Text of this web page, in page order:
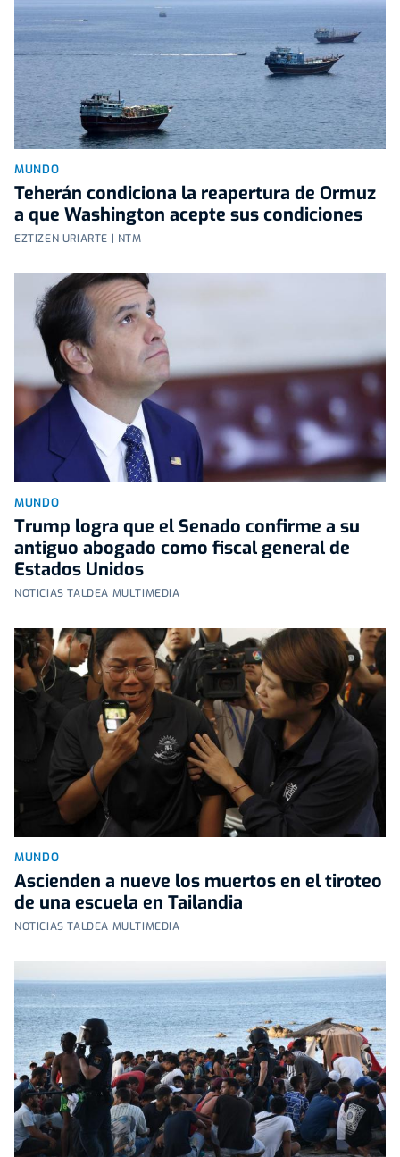
MUNDO
Teherán condiciona la reapertura de Ormuz
a que Washington acepte sus condiciones
EZTIZEN URIARTE | NTM
MUNDO
Trump logra que el Senado confirme a su
antiguo abogado como fiscal general de
Estados Unidos
NOTICIAS TALDEA MULTIMEDIA
MUNDO
Ascienden a nueve los muertos en el tiroteo
de una escuela en Tailandia
NOTICIAS TALDEA MULTIMEDIA